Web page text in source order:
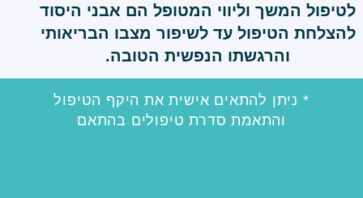
לטיפול המשך וליווי המטופל הם אבני היסוד
להצלחת הטיפול עד לשיפור מצבו הבריאותי
והרגשתו הנפשית הטובה.
* ניתן להתאים אישית את היקף הטיפול
והתאמת סדרת טיפולים בהתאם